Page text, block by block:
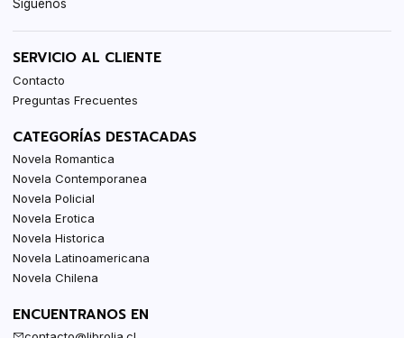
Síguenos
SERVICIO AL CLIENTE
Contacto
Preguntas Frecuentes
CATEGORÍAS DESTACADAS
Novela Romantica
Novela Contemporanea
Novela Policial
Novela Erotica
Novela Historica
Novela Latinoamericana
Novela Chilena
ENCUENTRANOS EN